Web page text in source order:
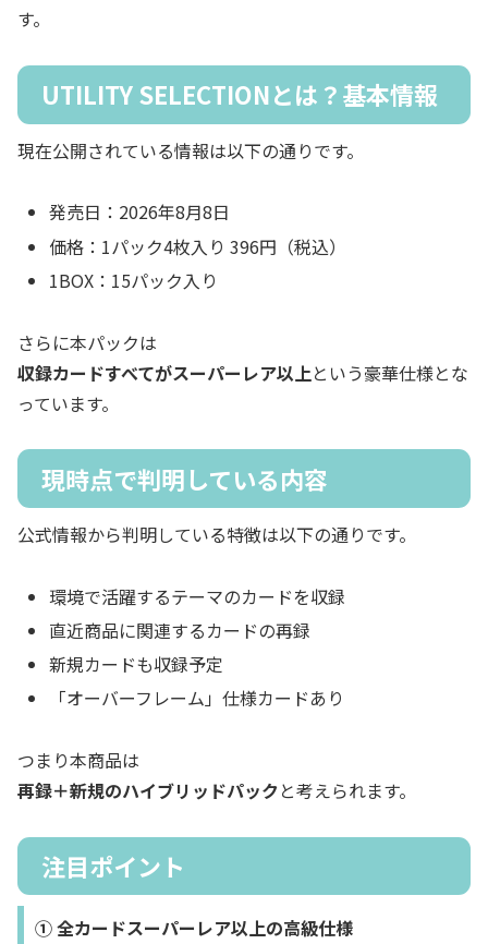
す。
UTILITY SELECTIONとは？基本情報
現在公開されている情報は以下の通りです。
発売日：2026年8月8日
価格：1パック4枚入り 396円（税込）
1BOX：15パック入り
さらに本パックは
収録カードすべてがスーパーレア以上という豪華仕様とな
っています。
現時点で判明している内容
公式情報から判明している特徴は以下の通りです。
環境で活躍するテーマのカードを収録
直近商品に関連するカードの再録
新規カードも収録予定
「オーバーフレーム」仕様カードあり
つまり本商品は
再録＋新規のハイブリッドパックと考えられます。
注目ポイント
① 全カードスーパーレア以上の高級仕様